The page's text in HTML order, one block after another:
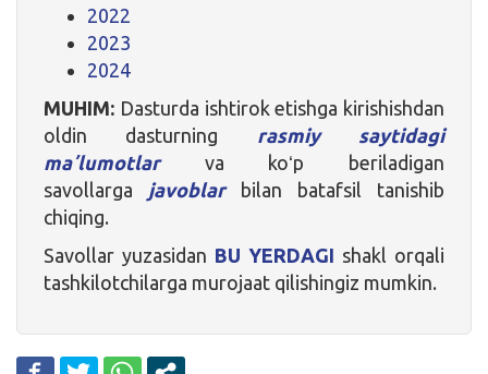
2022
2023
2024
MUHIM: Dasturda ishtirok etishga kirishishdan
oldin dasturning
rasmiy saytidagi
maʼlumotlarva koʻp beriladigan
savollarga javoblarbilan batafsil tanishib
chiqing.
Savollar yuzasidan BU YERDAGI shakl orqali
tashkilotchilarga murojaat qilishingiz mumkin.